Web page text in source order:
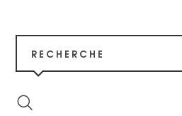
RECHERCHE